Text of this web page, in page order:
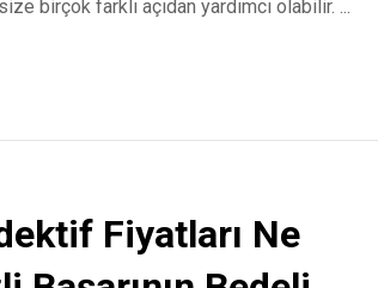
birçok farklı açıdan yardımcı olabilir. ...
Fiyatları Ne